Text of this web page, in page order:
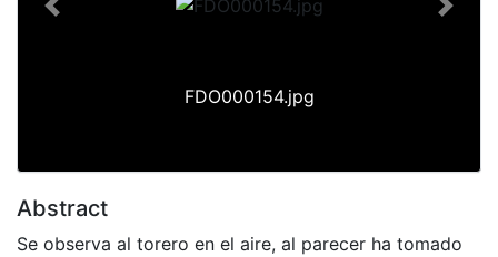
FDO000154.jpg
Previous Next
Abstract
Se observa al torero en el aire, al parecer ha tomado